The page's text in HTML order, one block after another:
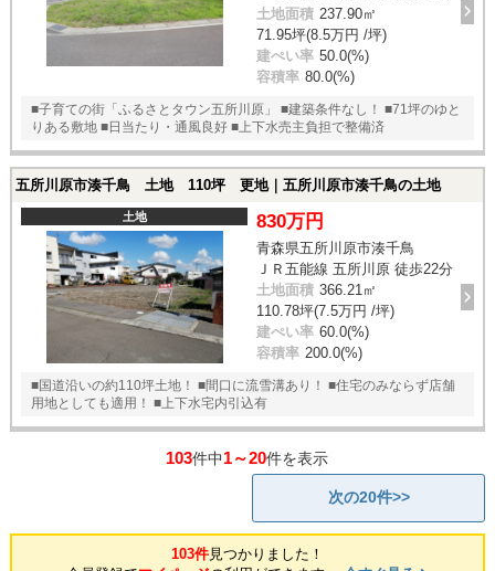
土地面積 237.90㎡
71.95坪(8.5万円 /坪)
建ぺい率 50.0(%)
容積率 80.0(%)
■子育ての街「ふるさとタウン五所川原」 ■建築条件なし！ ■71坪のゆと
りある敷地 ■日当たり・通風良好 ■上下水売主負担で整備済
五所川原市湊千鳥 土地 110坪 更地｜五所川原市湊千鳥の土地
土地 830万円
青森県五所川原市湊千鳥
ＪＲ五能線 五所川原 徒歩22分
土地面積 366.21㎡
110.78坪(7.5万円 /坪)
建ぺい率 60.0(%)
容積率 200.0(%)
■国道沿いの約110坪土地！ ■間口に流雪溝あり！ ■住宅のみならず店舗
用地としても適用！ ■上下水宅内引込有
103件中1～20件を表示
次の20件>>
103件見つかりました！